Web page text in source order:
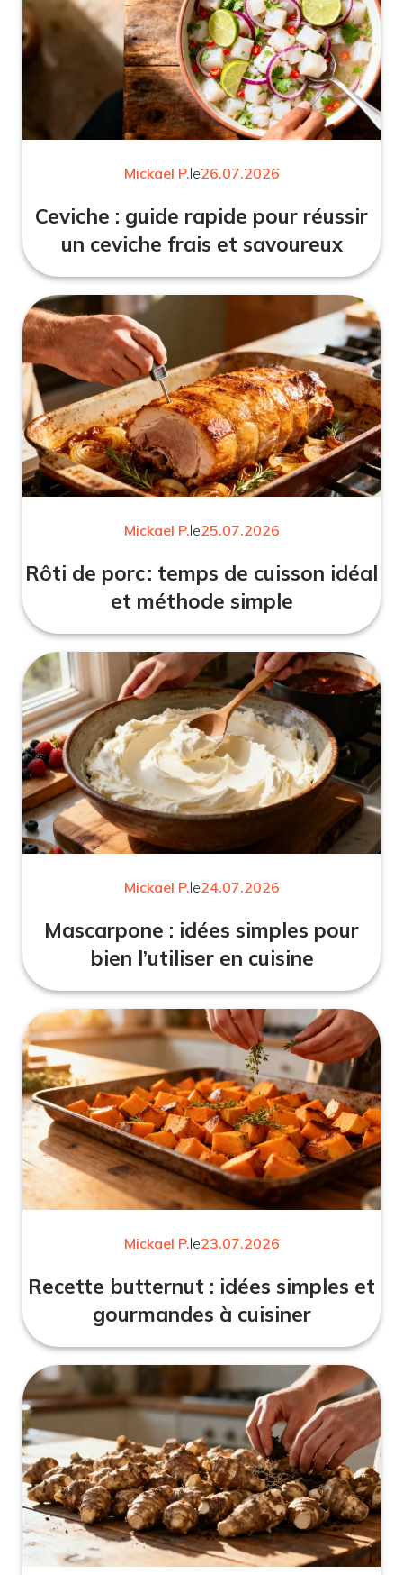
Mickael P.le26.07.2026
Ceviche : guide rapide pour réussir
un ceviche frais et savoureux
Mickael P.le25.07.2026
Rôti de porc : temps de cuisson idéal
et méthode simple
Mickael P.le24.07.2026
Mascarpone : idées simples pour
bien l’utiliser en cuisine
Mickael P.le23.07.2026
Recette butternut : idées simples et
gourmandes à cuisiner